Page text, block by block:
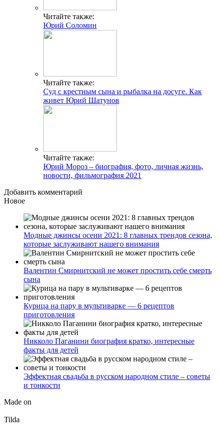
Читайте также:
Юрий Соломин
Читайте также:
Суд с крестным сына и рыбалка на досуге. Как
живет Юрий Шатунов
Читайте также:
Юрий Мороз – биография, фото, личная жизнь,
новости, фильмография 2021
Добавить комментарий
Новое
Модные джинсы осени 2021: 8 главных трендов сезона,
которые заслуживают нашего внимания
Валентин Смирнитский не может простить себе смерть
сына
Курица на пару в мультиварке — 6 рецептов
приготовления
Никколо Паганини биография кратко, интересные
факты для детей
Эффектная свадьба в русском народном стиле – советы
и тонкости
Made on
Tilda